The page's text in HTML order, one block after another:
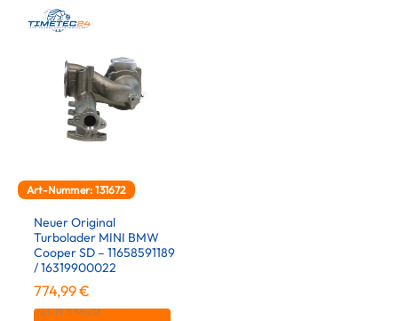
Art-Nummer: 131672
Neuer Original
Turbolader MINI BMW
Cooper SD – 11658591189
/ 16319900022
774,99€
inkl. 19 % MwSt.